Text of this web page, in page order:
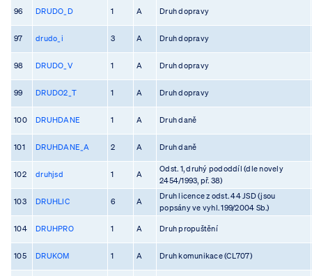
96 DRUDO_D 1 A Druh dopravy
97 drudo_i 3 A Druh dopravy
98 DRUDO_V 1 A Druh dopravy
99 DRUDO2_T 1 A Druh dopravy
100 DRUHDANE 1 A Druh daně
101 DRUHDANE_A 2 A Druh daně
102 druhjsd 1 A
Odst. 1, druhý pododdíl (dle novely
2454/1993, př. 38)
103 DRUHLIC 6 A
Druh licence z odst. 44 JSD (jsou
popsány ve vyhl. 199/2004 Sb.)
104 DRUHPRO 1 A Druh propuštění
105 DRUKOM 1 A Druh komunikace (CL707)